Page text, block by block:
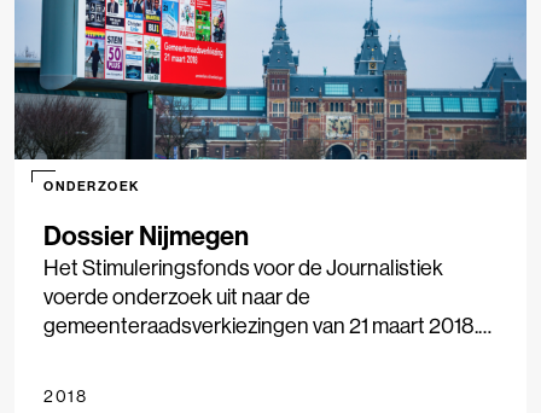
Windesheim.
Dossier Nijmegen
ONDERZOEK
Het Stimuleringsfonds voor de Journalistiek
voerde onderzoek uit naar de
gemeenteraadsverkiezingen van 21 maart 2018.
Amsterdam tot Smallingerland, waarbij we keken
2018